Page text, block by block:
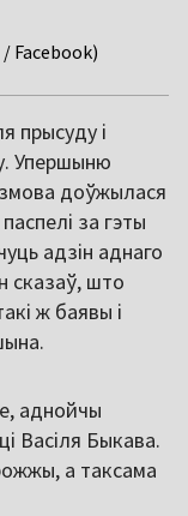
прысуду і
Упершыню
доўжылася
за гэты
адзін аднаго
сказаў, што
ж баявы і
аднойчы
Васіля Быкава.
а таксама